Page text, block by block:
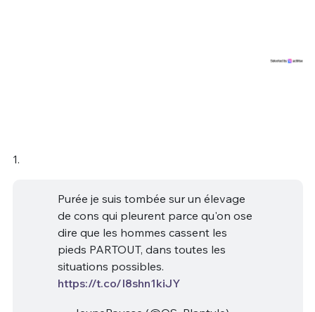
1.
Purée je suis tombée sur un élevage
de cons qui pleurent parce qu'on ose
dire que les hommes cassent les
pieds PARTOUT, dans toutes les
situations possibles.
https://t.co/I8shn1kiJY